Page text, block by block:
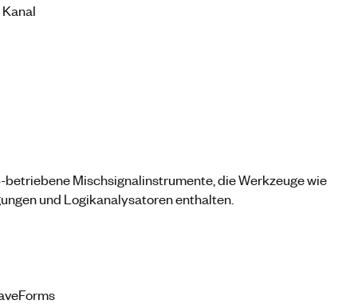
Mischsignalinstrumente, die Werkzeuge wie
und Logikanalysatoren enthalten.